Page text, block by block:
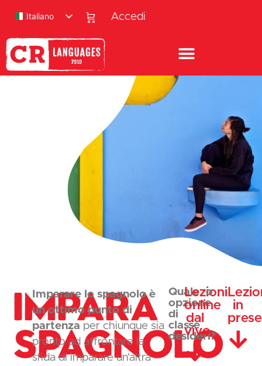
Accedi
Italiano
Impara
Spagnolo
Imparare lo spagnolo è
un ottimo punto di
partenza per chiunque sia
pronto ad affrontare la
sfida di imparare un'altra
Quale
opzione
di
classe
desideri?
Lezioni
online
dal
vivo
o
in